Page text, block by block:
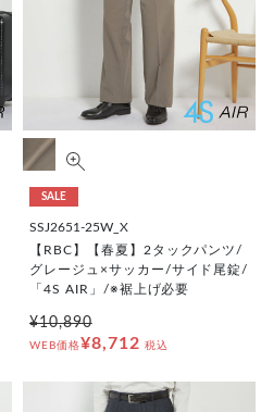
SALE
SSJ2651-25W_X
【RBC】【春夏】2タックパンツ/
グレージュ×サッカー/サイド尾錠/
「4S AIR」/※裾上げ必要
¥10,890
WEB価格¥8,712 税込